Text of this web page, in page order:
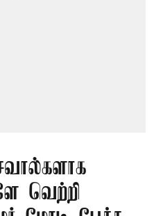
வெற்றி